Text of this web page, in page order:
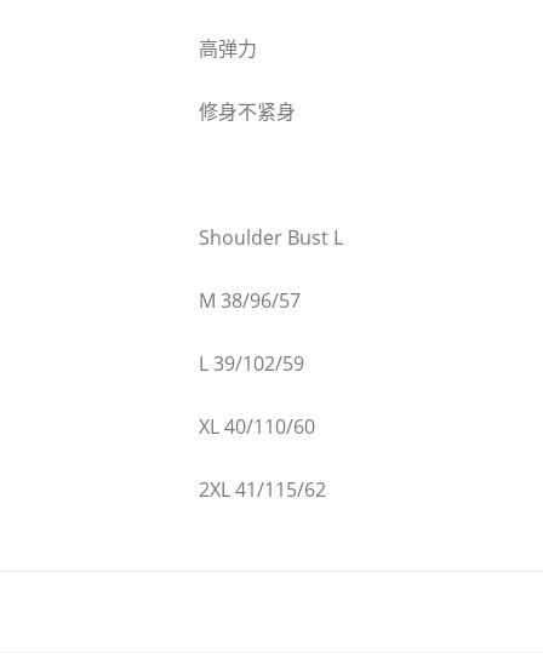
高弹力
修身不紧身
Shoulder Bust L
M 38/96/57
L 39/102/59
XL 40/110/60
2XL 41/115/62